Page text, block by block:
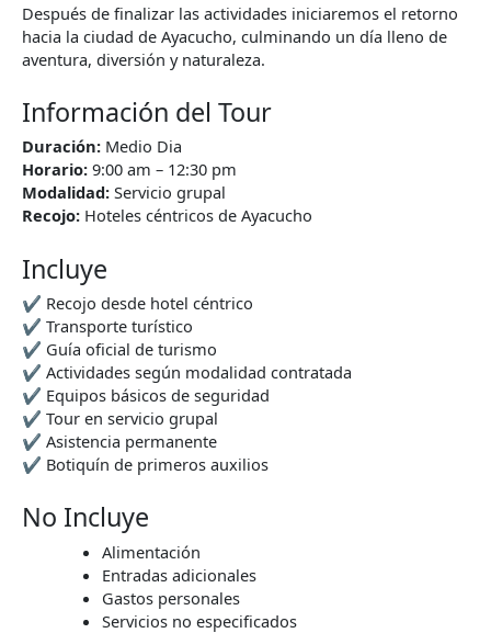
Después de finalizar las actividades iniciaremos el retorno
hacia la ciudad de Ayacucho, culminando un día lleno de
aventura, diversión y naturaleza.
Información del Tour
Duración: Medio Dia
Horario: 9:00 am – 12:30 pm
Modalidad: Servicio grupal
Recojo: Hoteles céntricos de Ayacucho
Incluye
✔ Recojo desde hotel céntrico
✔ Transporte turístico
✔ Guía oficial de turismo
✔ Actividades según modalidad contratada
✔ Equipos básicos de seguridad
✔ Tour en servicio grupal
✔ Asistencia permanente
✔ Botiquín de primeros auxilios
No Incluye
Alimentación
Entradas adicionales
Gastos personales
Servicios no especificados